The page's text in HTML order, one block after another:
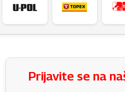
Prijavite se na